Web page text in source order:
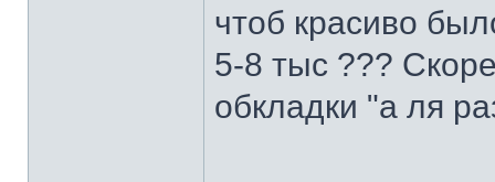
чтоб красиво
5-8 тыс ???
обкладки "а ля